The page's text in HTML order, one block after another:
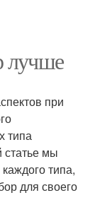
лучше
при
типа
статье мы
типа,
для своего